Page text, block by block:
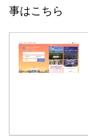
事はこちら